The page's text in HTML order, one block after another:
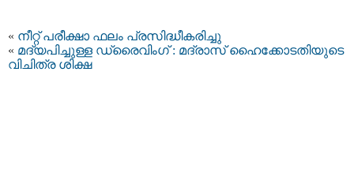
« നീറ്റ് പരീക്ഷാ ഫലം പ്രസിദ്ധീകരിച്ചു
« മദ്യപിച്ചുള്ള ഡ്രൈവിംഗ് : മദ്രാസ് ഹൈക്കോടതിയുടെ
വിചിത്ര ശിക്ഷ